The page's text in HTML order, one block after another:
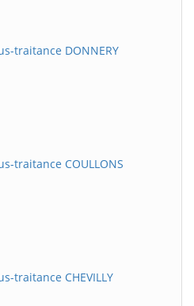
traitance DONNERY
traitance COULLONS
traitance CHEVILLY